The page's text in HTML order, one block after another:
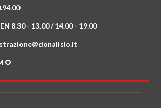
8.30 - 13.00 / 14.00 - 19.00